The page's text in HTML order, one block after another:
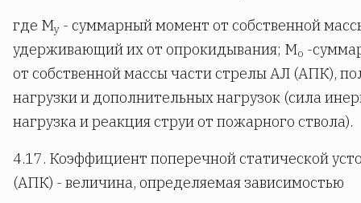
где Му - суммарный момент от собственной
удерживающий их от опрокидывания; Мo -
от собственной массы части стрелы АЛ (АПК),
нагрузки и дополнительных нагрузок (сила
нагрузка и реакция струи от пожарного ствола).
4.17. Коэффициент поперечной статической
(АПК) - величина, определяемая зависимостью